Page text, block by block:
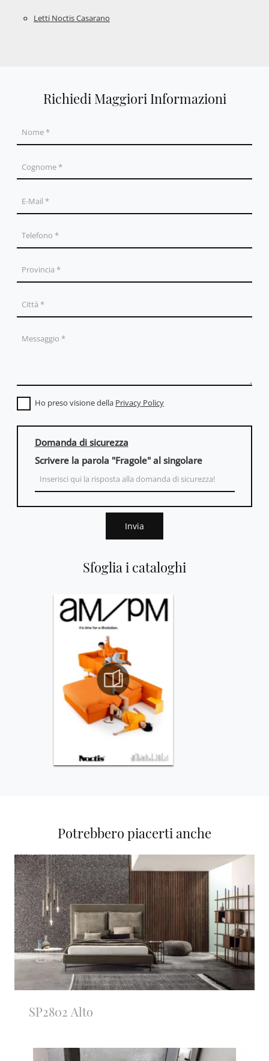
Letti Noctis Casarano
Sfoglia i cataloghi
Richiedi Maggiori Informazioni
Ho preso visione della Privacy Policy
Domanda di sicurezza
Scrivere la parola "Fragole" al singolare
Invia
Potrebbero piacerti anche
SP2802 Alto